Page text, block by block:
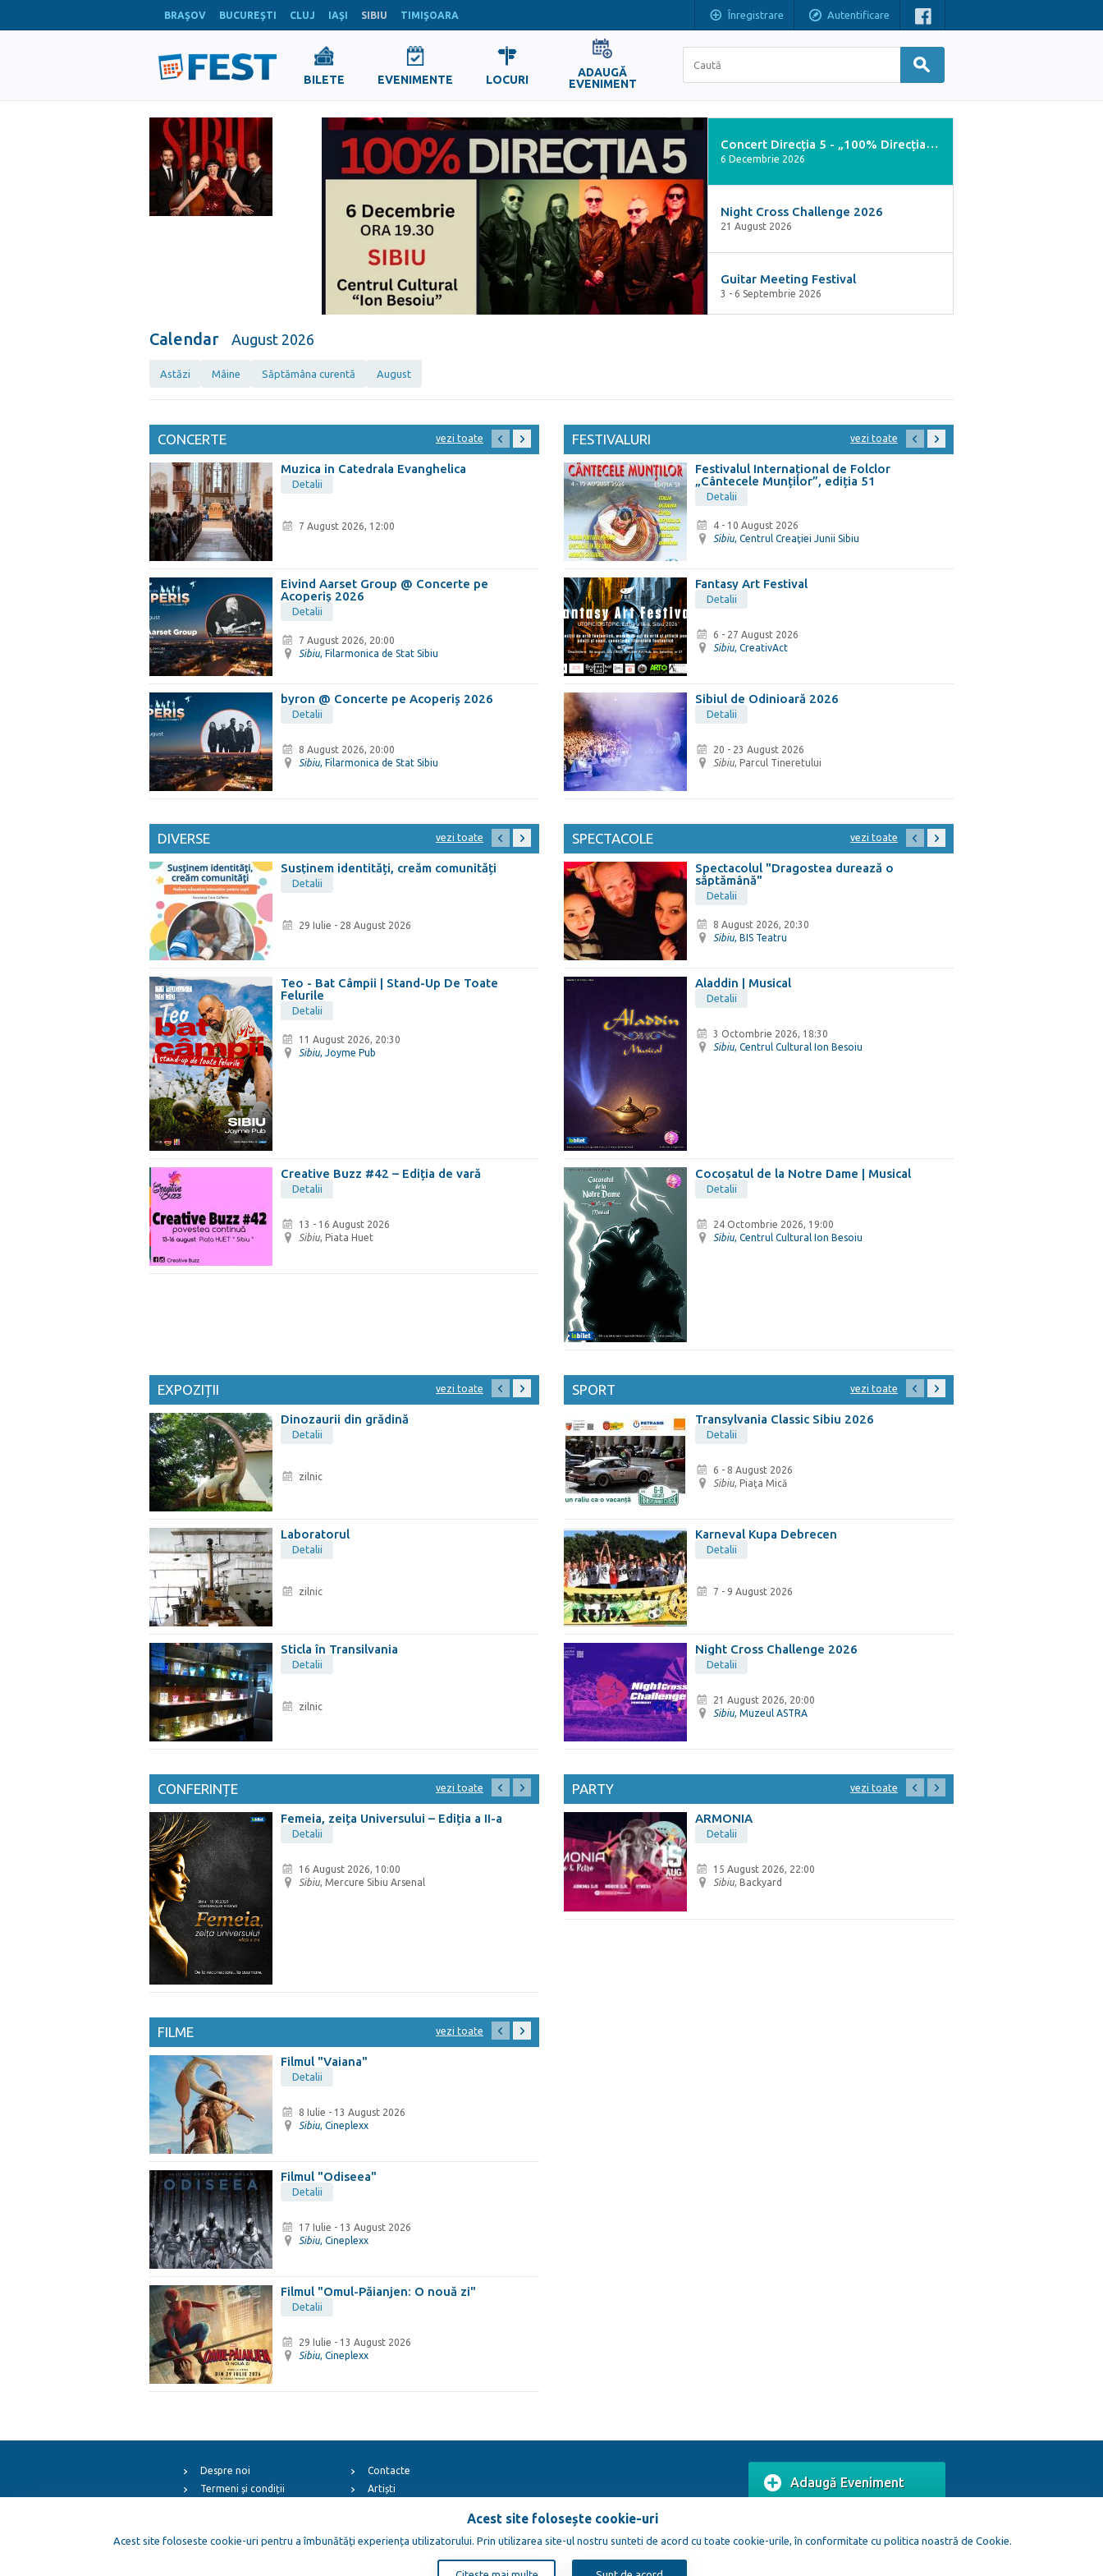
BRAŞOV BUCUREŞTI CLUJ IAŞI SIBIU TIMIŞOARA Înregistrare Autentificare
BILETE EVENIMENTE LOCURI
ADAUGĂ
EVENIMENT
Concert Direcția 5 - „100% Direcția 5”
6 Decembrie 2026
Night Cross Challenge 2026
21 August 2026
Guitar Meeting Festival
3 - 6 Septembrie 2026
Calendar August 2026
Astăzi Mâine Săptămâna curentă August
CONCERTE vezi toate
Muzica in Catedrala Evanghelica
Detalii
7 August 2026, 12:00
Eivind Aarset Group @ Concerte pe
Acoperiș 2026
Detalii
7 August 2026, 20:00
Sibiu, Filarmonica de Stat Sibiu
byron @ Concerte pe Acoperiș 2026
Detalii
8 August 2026, 20:00
Sibiu, Filarmonica de Stat Sibiu
FESTIVALURI vezi toate
Festivalul Internațional de Folclor
„Cântecele Munților”, ediția 51
Detalii
4 - 10 August 2026
Sibiu, Centrul Creaţiei Junii Sibiu
Fantasy Art Festival
Detalii
6 - 27 August 2026
Sibiu, CreativAct
Sibiul de Odinioară 2026
Detalii
20 - 23 August 2026
Sibiu, Parcul Tineretului
DIVERSE vezi toate
Susținem identități, creăm comunități
Detalii
29 Iulie - 28 August 2026
Teo - Bat Câmpii | Stand-Up De Toate
Felurile
Detalii
11 August 2026, 20:30
Sibiu, Joyme Pub
Creative Buzz #42 – Ediția de vară
Detalii
13 - 16 August 2026
Sibiu, Piata Huet
SPECTACOLE vezi toate
Spectacolul "Dragostea durează o
săptămână"
Detalii
8 August 2026, 20:30
Sibiu, BIS Teatru
Aladdin | Musical
Detalii
3 Octombrie 2026, 18:30
Sibiu, Centrul Cultural Ion Besoiu
Cocoșatul de la Notre Dame | Musical
Detalii
24 Octombrie 2026, 19:00
Sibiu, Centrul Cultural Ion Besoiu
EXPOZIȚII vezi toate
Dinozaurii din grădină
Detalii
zilnic
Laboratorul
Detalii
zilnic
Sticla în Transilvania
Detalii
zilnic
SPORT vezi toate
Transylvania Classic Sibiu 2026
Detalii
6 - 8 August 2026
Sibiu, Piaţa Mică
Karneval Kupa Debrecen
Detalii
7 - 9 August 2026
Night Cross Challenge 2026
Detalii
21 August 2026, 20:00
Sibiu, Muzeul ASTRA
CONFERINȚE vezi toate
Femeia, zeița Universului – Ediția a II-a
Detalii
16 August 2026, 10:00
Sibiu, Mercure Sibiu Arsenal
PARTY vezi toate
ARMONIA
Detalii
15 August 2026, 22:00
Sibiu, Backyard
FILME vezi toate
Filmul "Vaiana"
Detalii
8 Iulie - 13 August 2026
Sibiu, Cineplexx
Filmul "Odiseea"
Detalii
17 Iulie - 13 August 2026
Sibiu, Cineplexx
Filmul "Omul-Păianjen: O nouă zi"
Detalii
29 Iulie - 13 August 2026
Sibiu, Cineplexx
Despre noi
Termeni și condiții
ElFest.es
Contacte
Artiști
Adaugă Eveniment
Adaugă Local
Acest site folosește cookie-uri
Acest site foloseste cookie-uri pentru a îmbunătăți experiența utilizatorului. Prin utilizarea site-ul nostru sunteti de acord cu toate cookie-urile, în conformitate cu politica noastră de Cookie.